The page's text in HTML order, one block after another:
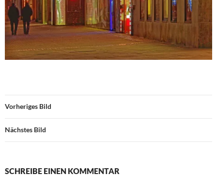
Vorheriges Bild
Nächstes Bild
SCHREIBE EINEN KOMMENTAR